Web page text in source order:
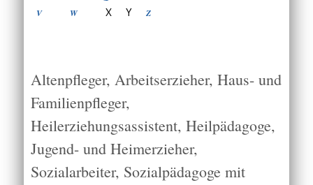
V
W X Y Z
Altenpfleger, Arbeitserzieher, Haus- und
Familienpfleger,
Heilerziehungsassistent, Heilpädagoge,
Jugend- und Heimerzieher,
Sozialarbeiter, Sozialpädagoge mit